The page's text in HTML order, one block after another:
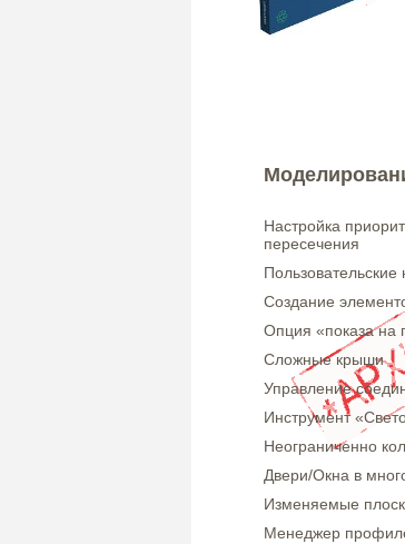
Настройка
пересечения
Создание
Опция «показа на
Сложные крыши
Управление
Инструмент
Неограниченно
Двери/Окна в
Изменяемые
Менеджер